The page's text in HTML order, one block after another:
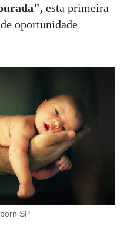
esta primeira
oportunidade
SP